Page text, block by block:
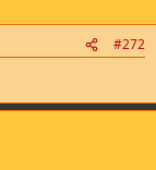
#272